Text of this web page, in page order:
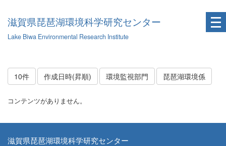
滋賀県琵琶湖環境科学研究センター
Lake Biwa Environmental Research Institute
10件 作成日時(昇順) 環境監視部門 琵琶湖環境係
コンテンツがありません。
滋賀県琵琶湖環境科学研究センター